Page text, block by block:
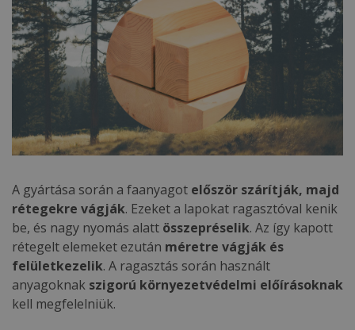
A gyártása során a faanyagot először szárítják, majd
rétegekre vágják. Ezeket a lapokat ragasztóval kenik
be, és nagy nyomás alatt összepréselik. Az így kapott
rétegelt elemeket ezután méretre vágják és
felületkezelik. A ragasztás során használt
anyagoknak szigorú környezetvédelmi előírásoknak
kell megfelelniük.